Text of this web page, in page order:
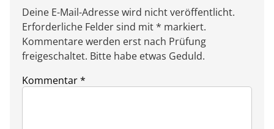
Deine E-Mail-Adresse wird nicht veröffentlicht.
Erforderliche Felder sind mit * markiert.
Kommentare werden erst nach Prüfung
freigeschaltet. Bitte habe etwas Geduld.
Kommentar*